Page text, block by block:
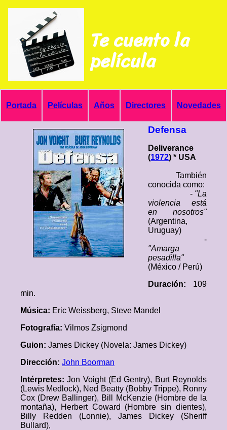
Te cuento la
película
Portada Películas Años Directores Novedades
Defensa
Deliverance
(1972) * USA
También
conocida como:
- "La
violencia está
en nosotros"
(Argentina,
Uruguay)
-
"Amarga
pesadilla"
(México / Perú)
Duración: 109
min.
Música: Eric Weissberg, Steve Mandel
Fotografía: Vilmos Zsigmond
Guion: James Dickey (Novela: James Dickey)
Dirección: John Boorman
Intérpretes:Jon Voight (Ed Gentry), Burt Reynolds
(Lewis Medlock), Ned Beatty (Bobby Trippe), Ronny
Cox (Drew Ballinger), Bill McKenzie (Hombre de la
montaña), Herbert Coward (Hombre sin dientes),
Billy Redden (Lonnie), James Dickey (Sheriff
Bullard),